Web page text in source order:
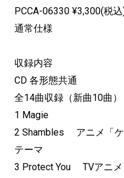
PCCA-06330 ¥3,300(税
通常仕様
収録内容
CD 各形態共通
全14曲収録（新曲10曲）
1 Magie
2 Shambles アニメ「ケ
テーマ
3 Protect You TVアニメ